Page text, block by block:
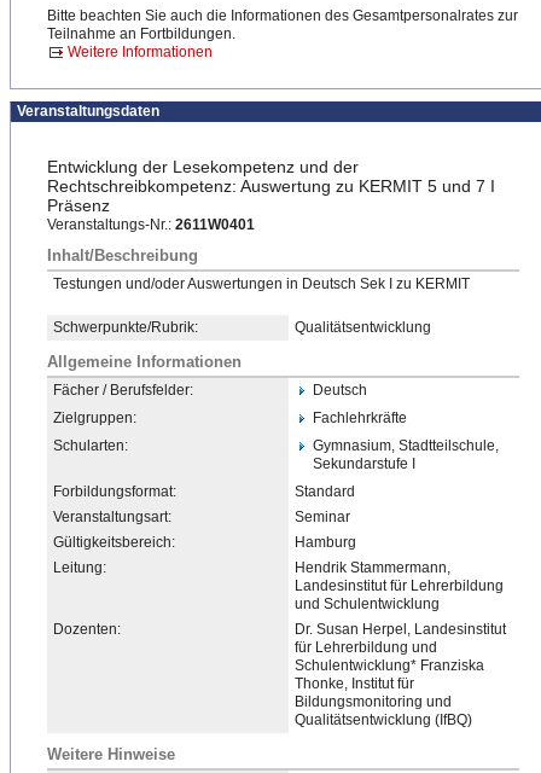
Bitte beachten Sie auch die Informationen des Gesamtpersonalrates zur
Teilnahme an Fortbildungen.
Weitere Informationen
Veranstaltungsdaten
Entwicklung der Lesekompetenz und der
Rechtschreibkompetenz: Auswertung zu KERMIT 5 und 7 I
Präsenz
Veranstaltungs-Nr.: 2611W0401
Inhalt/Beschreibung
Testungen und/oder Auswertungen in Deutsch Sek I zu KERMIT
Schwerpunkte/Rubrik: Qualitätsentwicklung
Allgemeine Informationen
Fächer / Berufsfelder:
Deutsch
Zielgruppen:
Fachlehrkräfte
Schularten:
Gymnasium, Stadtteilschule,
Sekundarstufe I
Forbildungsformat:
Standard
Veranstaltungsart:
Seminar
Gültigkeitsbereich:
Hamburg
Leitung:
Hendrik Stammermann,
Landesinstitut für Lehrerbildung
und Schulentwicklung
Dozenten:
Dr. Susan Herpel, Landesinstitut
für Lehrerbildung und
Schulentwicklung* Franziska
Thonke, Institut für
Bildungsmonitoring und
Qualitätsentwicklung (IfBQ)
Weitere Hinweise